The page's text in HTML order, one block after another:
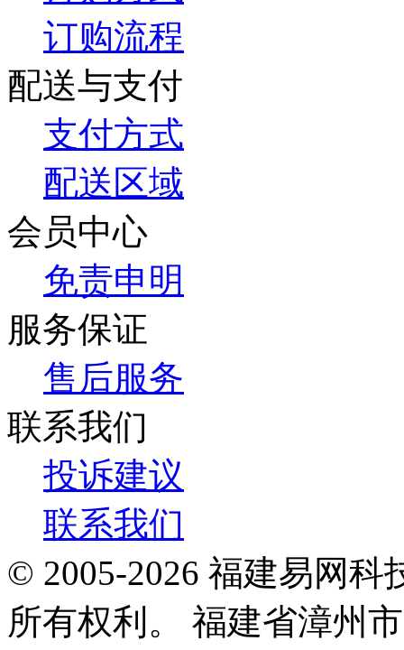
订购流程
配送与支付
支付方式
配送区域
会员中心
免责申明
服务保证
售后服务
联系我们
投诉建议
联系我们
© 2005-2026 福建易网
所有权利。 福建省漳州